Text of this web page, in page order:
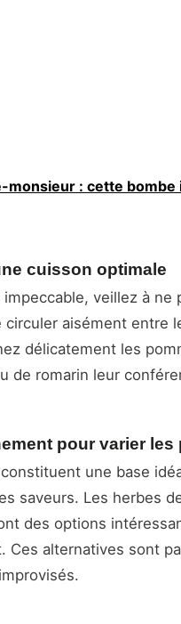
monsieur : cette bombe
cuisson optimale
veillez à ne
circuler aisément entre
délicatement les
de romarin leur
pour varier les
une base
saveurs. Les herbes
des options
Ces alternatives sont